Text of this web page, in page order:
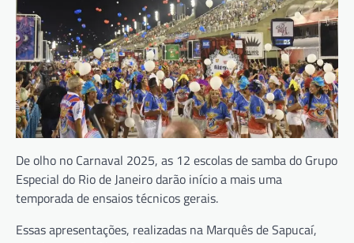
De olho no Carnaval 2025, as 12 escolas de samba do Grupo
Especial do Rio de Janeiro darão início a mais uma
temporada de ensaios técnicos gerais.
Essas apresentações, realizadas na Marquês de Sapucaí,